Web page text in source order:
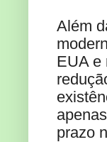
Além
EUA e
prazo